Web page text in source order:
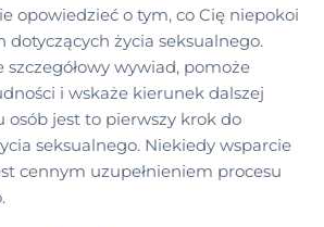
opowiedzieć o tym, co Cię niepokoi
dotyczących życia seksualnego.
szczegółowy wywiad, pomoże
i wskaże kierunek dalszej
osób jest to pierwszy krok do
seksualnego. Niekiedy wsparcie
cennym uzupełnieniem procesu